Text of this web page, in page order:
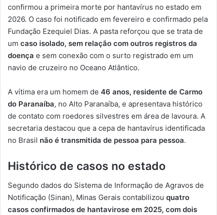
confirmou a primeira morte por hantavírus no estado em
2026. O caso foi notificado em fevereiro e confirmado pela
Fundação Ezequiel Dias. A pasta reforçou que se trata de
um caso isolado, sem relação com outros registros da
doença e sem conexão com o surto registrado em um
navio de cruzeiro no Oceano Atlântico.
A vítima era um homem de 46 anos, residente de Carmo
do Paranaíba, no Alto Paranaíba, e apresentava histórico
de contato com roedores silvestres em área de lavoura. A
secretaria destacou que a cepa de hantavírus identificada
no Brasil não é transmitida de pessoa para pessoa.
Histórico de casos no estado
Segundo dados do Sistema de Informação de Agravos de
Notificação (Sinan), Minas Gerais contabilizou quatro
casos confirmados de hantavirose em 2025, com dois